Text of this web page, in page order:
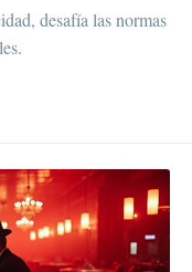
desafía las normas